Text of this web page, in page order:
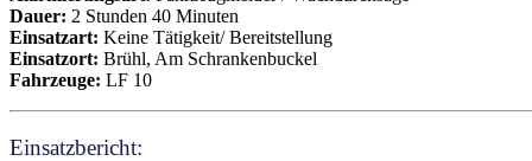
Dauer: 2 Stunden 40 Minuten
Einsatzart: Keine Tätigkeit/ Bereitstellung
Einsatzort: Brühl, Am Schrankenbuckel
Fahrzeuge: LF 10
Einsatzbericht: